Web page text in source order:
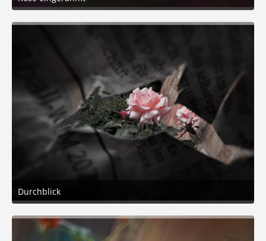
14. Juni 2026 um 13:44
5
Durchblick
14. Juni 2026 um 13:44
5